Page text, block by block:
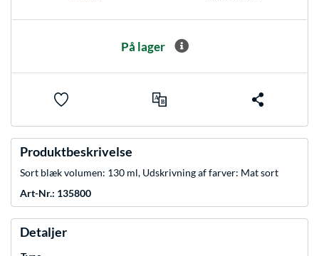
På lager
Produktbeskrivelse
Sort blæk volumen: 130 ml, Udskrivning af farver: Mat sort
Art-Nr.: 135800
Detaljer